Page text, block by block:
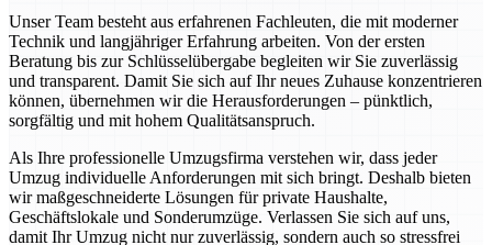
Unser Team besteht aus erfahrenen Fachleuten, die mit moderner
Technik und langjähriger Erfahrung arbeiten. Von der ersten
Beratung bis zur Schlüsselübergabe begleiten wir Sie zuverlässig
und transparent. Damit Sie sich auf Ihr neues Zuhause konzentrieren
können, übernehmen wir die Herausforderungen – pünktlich,
sorgfältig und mit hohem Qualitätsanspruch.
Als Ihre professionelle Umzugsfirma verstehen wir, dass jeder
Umzug individuelle Anforderungen mit sich bringt. Deshalb bieten
wir maßgeschneiderte Lösungen für private Haushalte,
Geschäftslokale und Sonderumzüge. Verlassen Sie sich auf uns,
damit Ihr Umzug nicht nur zuverlässig, sondern auch so stressfrei